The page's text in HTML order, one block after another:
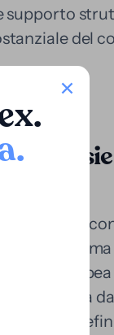
.
.
supporto
del
regione, le
se il
o legati a